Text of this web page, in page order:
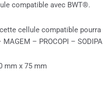
compatible avec BWT®.
cellule compatible pourra
– PROCOPI – SODIPA
mm x 75 mm